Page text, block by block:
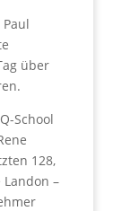
über
School
128,
–